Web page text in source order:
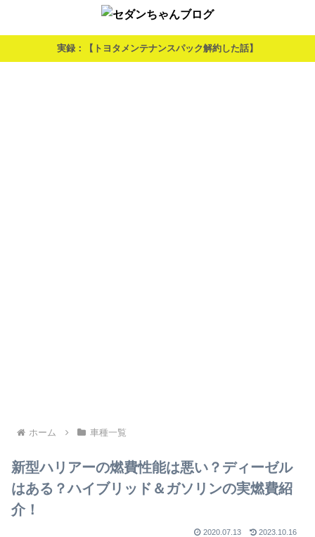
実録：【トヨタメンテナンスパック解約した話】
ホーム 車種一覧
新型ハリアーの燃費性能は悪い？ディーゼル
はある？ハイブリッド＆ガソリンの実燃費紹
介！
2020.07.13 2023.10.16